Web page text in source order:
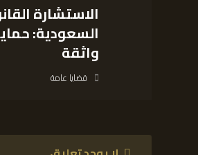
الاستشارة
السعودية:
واثقة
قضايا عامة